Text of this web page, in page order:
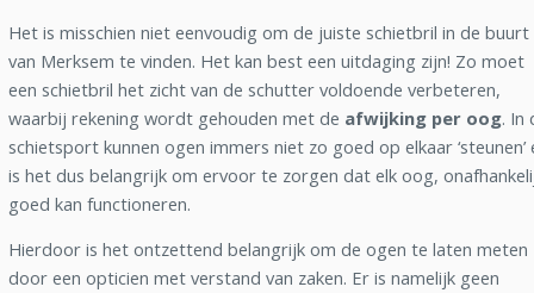
Het is misschien niet eenvoudig om de juiste schietbril in de buurt
van Merksem te vinden. Het kan best een uitdaging zijn! Zo moet
een schietbril het zicht van de schutter voldoende verbeteren,
waarbij rekening wordt gehouden met de afwijking per oog. In
schietsport kunnen ogen immers niet zo goed op elkaar ‘steunen’
is het dus belangrijk om ervoor te zorgen dat elk oog,
goed kan functioneren.
Hierdoor is het ontzettend belangrijk om de ogen te laten meten
door een opticien met verstand van zaken. Er is namelijk geen